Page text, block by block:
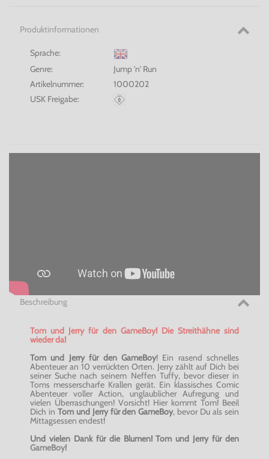
Produktinformationen
Sprache:
Genre:
Jump 'n' Run
Artikelnummer:
1000202
USK Freigabe:
Beschreibung
Tom und Jerry für den GameBoy! Die Streithähne sind
wieder da!
Tom und Jerry für den GameBoy! Ein rasend schnelles
Abenteuer an 10 verrückten Orten. Jerry zählt auf Dich bei
seiner Suche nach seinem Neffen Tuffy, bevor dieser in
Toms messerscharfe Krallen gerät. Ein klassisches Comic
Abenteuer voller Action, unglaublicher Aufregung und
vielen Überraschungen! Vorsicht! Hier kommt Tom! Beeil
Dich in Tom und Jerry für den GameBoy, bevor Du als sein
Mittagsessen endest!
Und vielen Dank für die Blumen! Tom und Jerry für den
GameBoy!